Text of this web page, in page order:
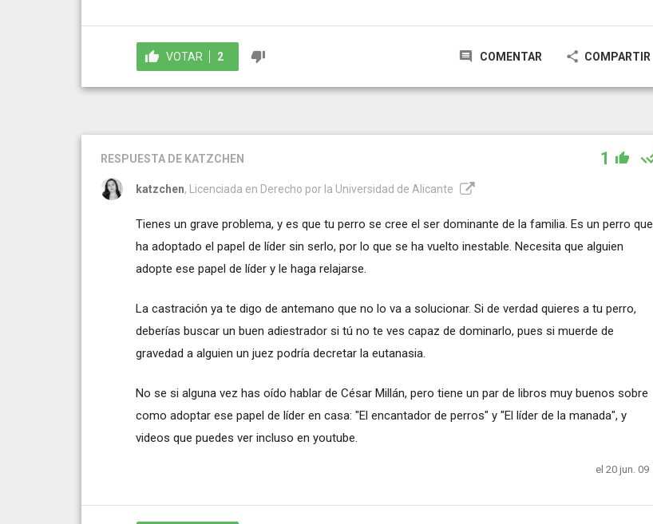
VOTAR 2 COMENTAR COMPARTIR
RESPUESTA DE KATZCHEN 1
katzchen, Licenciada en Derecho por la Universidad de Alicante
Tienes un grave problema, y es que tu perro se cree el ser dominante de la familia. Es un perro que
ha adoptado el papel de líder sin serlo, por lo que se ha vuelto inestable. Necesita que alguien
adopte ese papel de líder y le haga relajarse.
La castración ya te digo de antemano que no lo va a solucionar. Si de verdad quieres a tu perro,
deberías buscar un buen adiestrador si tú no te ves capaz de dominarlo, pues si muerde de
gravedad a alguien un juez podría decretar la eutanasia.
No se si alguna vez has oído hablar de César Millán, pero tiene un par de libros muy buenos sobre
como adoptar ese papel de líder en casa: "El encantador de perros" y "El líder de la manada", y
videos que puedes ver incluso en youtube.
el 20 jun. 09